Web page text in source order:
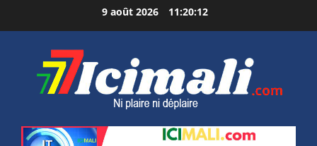
au
9 août 2026 11:20:13